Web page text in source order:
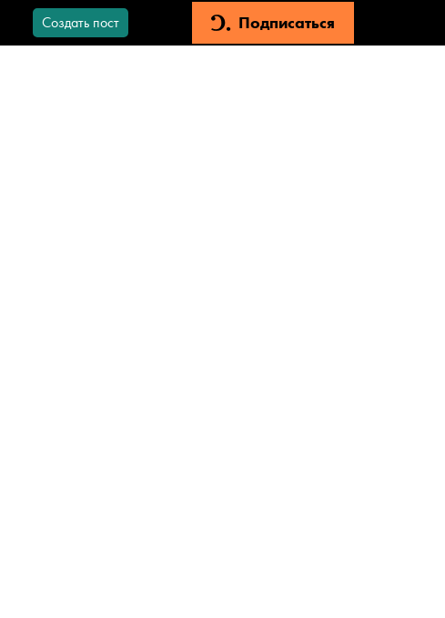
Создать пост Подписаться